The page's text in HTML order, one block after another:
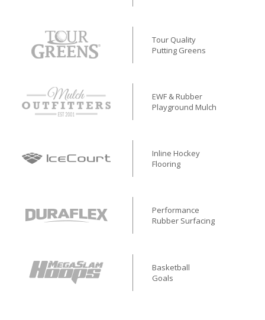
Tour Quality
Putting Greens
EWF & Rubber
Playground Mulch
Inline Hockey
Flooring
Performance
Rubber Surfacing
Basketball
Goals